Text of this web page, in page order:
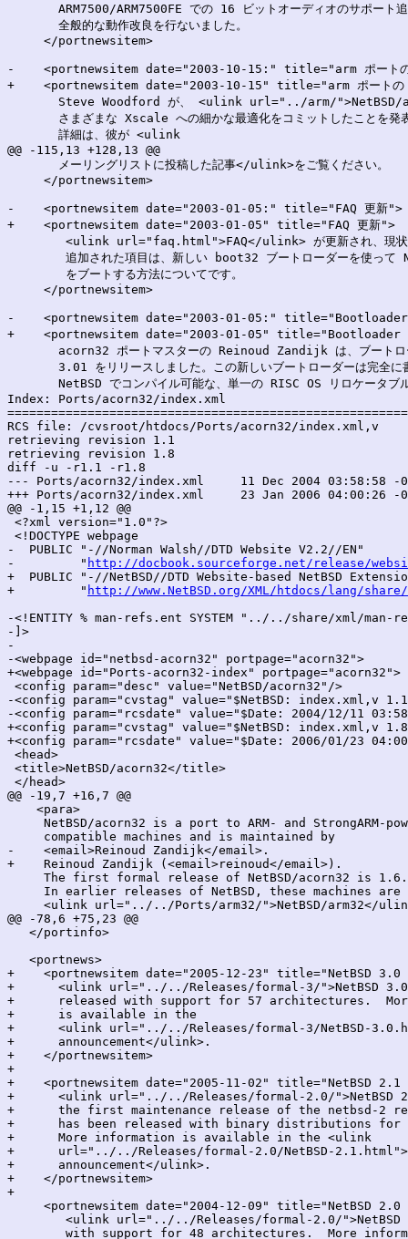
ARM7500/ARM7500FE での 16 ビットオーディオのサポート追
       全般的な動作改良を行ないました。
     </portnewsitem>
-    <portnewsitem date="2003-10-15:" title="arm ポート
+    <portnewsitem date="2003-10-15" title="arm ポートの
Steve Woodford が、 <ulink url="../arm/">NetBSD/
さまざまな Xscale への細かな最適化をコミットしたことを発
       詳細は、彼が <ulink
@@ -115,13 +128,13 @@
       メーリングリストに投稿した記事</ulink>をご覧ください。
     </portnewsitem>
-    <portnewsitem date="2003-01-05:" title="FAQ 更新">
+    <portnewsitem date="2003-01-05" title="FAQ 更新">
<ulink url="faq.html">FAQ</ulink> が更新され、現状
追加された項目は、新しい boot32 ブートローダーを使っ
        をブートする方法についてです。
     </portnewsitem>
-    <portnewsitem date="2003-01-05:" title="Bootloader
+    <portnewsitem date="2003-01-05" title="Bootloader
acorn32 ポートマスターの Reinoud Zandijk は、ブートロ
3.01 をリリースしました。この新しいブートローダーは完全に
NetBSD でコンパイル可能な、単一の RISC OS リロケータブ
Index: Ports/acorn32/index.xml
RCS file: /cvsroot/htdocs/Ports/acorn32/index.xml,v
retrieving revision 1.1
retrieving revision 1.8
diff -u -r1.1 -r1.8
--- Ports/acorn32/index.xml	11 Dec 2004 03:58:58 -0000	1.1
+++ Ports/acorn32/index.xml	23 Jan 2006 04:00:26 -0000	1.8
@@ -1,15 +1,12 @@
<?xml version="1.0"?>
<!DOCTYPE webpage
-  PUBLIC "-//Norman Walsh//DTD Website V2.2//EN"
-         " http://docbook.sourceforge.net/release/
+  PUBLIC "-//NetBSD//DTD Website-based NetBSD
+         " http://www.NetBSD.org/XML/htdocs/lang/
-<!ENTITY % man-refs.ent SYSTEM "../../share/xml/man-
-]>
-
-<webpage id="netbsd-acorn32" portpage="acorn32">
+<webpage id="Ports-acorn32-index" portpage="acorn32">
<config param="desc" value="NetBSD/acorn32"/>
-<config param="cvstag" value="$NetBSD: index.xml,v
-<config param="rcsdate" value="$Date: 2004/12/11
+<config param="cvstag" value="$NetBSD: index.xml,v
+<config param="rcsdate" value="$Date: 2006/01/23
<head>
<title>NetBSD/acorn32</title>
</head>
@@ -19,7 +16,7 @@
    <para>
NetBSD/acorn32 is a port to ARM- and StrongARM-
     compatible machines and is maintained by
-    <email>Reinoud Zandijk</email>.
+    Reinoud Zandijk (<email>reinoud</email>).
     The first formal release of NetBSD/acorn32 is 1.6.
In earlier releases of NetBSD, these machines are
<ulink url="../../Ports/arm32/">NetBSD/arm32</
@@ -78,6 +75,23 @@
   </portinfo>
   <portnews>
+    <portnewsitem date="2005-12-23" title="NetBSD 3.0
+      <ulink url="../../Releases/formal-3/">NetBSD
+      released with support for 57 architectures.
+      is available in the
+      <ulink url="../../Releases/formal-3/NetBSD-
+      announcement</ulink>.
+    </portnewsitem>
+
+    <portnewsitem date="2005-11-02" title="NetBSD 2.1
+      <ulink url="../../Releases/formal-2.0/">NetBSD
+      the first maintenance release of the netbsd-2
+      has been released with binary distributions for
+      More information is available in the <ulink
+      url="../../Releases/formal-2.0/NetBSD-
+      announcement</ulink>.
+    </portnewsitem>
+
<portnewsitem date="2004-12-09" title="NetBSD 2.0
<ulink url="../../Releases/formal-2.0/">NetBSD
with support for 48 architectures.  More